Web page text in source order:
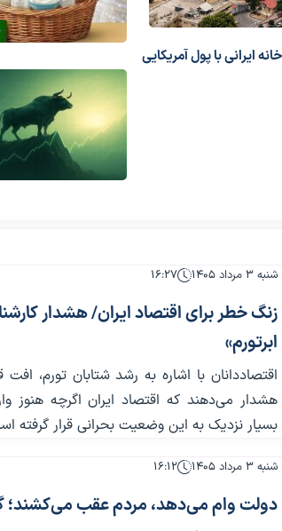
ایرانی با پول آمریکایی
شنبه ۳ مرداد ۱۴۰۵ ۱۶:۲۷
زنگ خطر برای اقتصاد ایران/ هشدار
ابرتورم»
اقتصاددانان با اشاره به رشد شتابان تورم،
هشدار می‌دهند که اقتصاد ایران اگرچه هنوز
بسیار نزدیک به این وضعیت بحرانی قرار گرفته
شنبه ۳ مرداد ۱۴۰۵ ۱۶:۱۲
دولت وام می‌دهد، مردم عقب می‌کشند؛